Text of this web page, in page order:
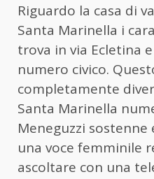
Riguardo la casa di
Santa Marinella i
trova in via Ecletina
numero civico.
completamente
Santa Marinella
Meneguzzi
una voce femminile
ascoltare con una